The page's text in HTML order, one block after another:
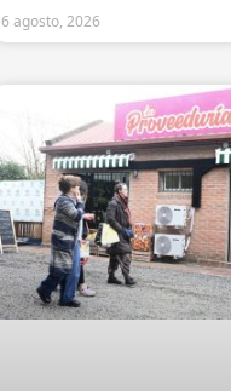
6 agosto, 2026